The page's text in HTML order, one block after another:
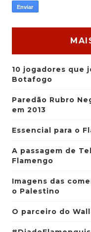
10 jogadores que
Botafogo
Paredão Rubro
em 2013
Essencial para o
A passagem de
Flamengo
Imagens das
o Palestino
O parceiro do